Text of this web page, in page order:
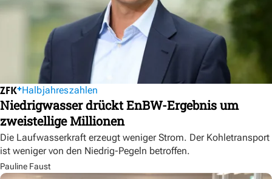
Halbjahreszahlen
Niedrigwasser drückt EnBW-Ergebnis um
zweistellige Millionen
Die Laufwasserkraft erzeugt weniger Strom. Der Kohletransport
ist weniger von den Niedrig-Pegeln betroffen.
Pauline Faust